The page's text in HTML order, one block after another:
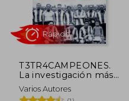
T3TR4CAMPEONES.
La investigación más
completa sobre la
hazaña Aliancista.
Varios Autores
Rápido